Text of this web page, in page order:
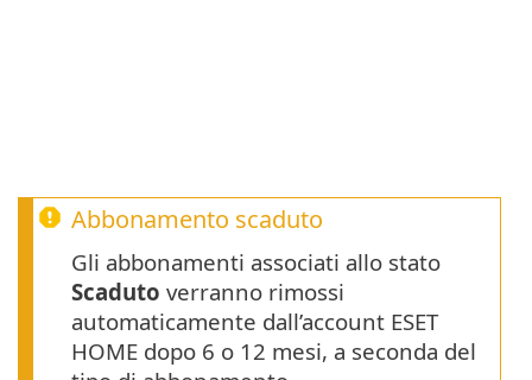
Abbonamento scaduto
Gli abbonamenti associati allo stato
Scaduto verranno rimossi
automaticamente dall’account ESET
HOME dopo 6 o 12 mesi, a seconda del